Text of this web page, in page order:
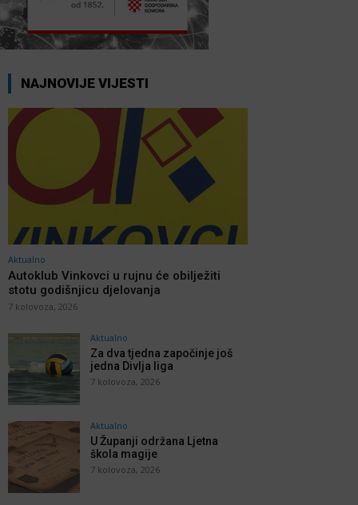
NAJNOVIJE VIJESTI
Aktualno
Autoklub Vinkovci u rujnu će obilježiti
stotu godišnjicu djelovanja
7 kolovoza, 2026
Aktualno
Za dva tjedna započinje još
jedna Divlja liga
7 kolovoza, 2026
Aktualno
U Županji održana Ljetna
škola magije
7 kolovoza, 2026